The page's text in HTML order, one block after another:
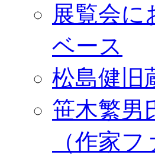
展覧会に
ベース
松島健旧
笹木繁男
（作家フ